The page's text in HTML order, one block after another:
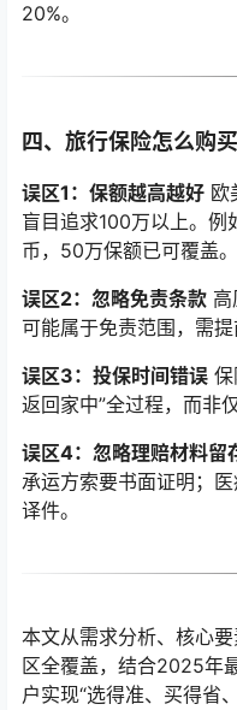
20%。
四、旅行保险怎么购
误区1：保额越高越好 欧
盲目追求100万以上。例
币，50万保额已可覆盖。
误区2：忽略免责条款
可能属于免责范围，需提
误区3：投保时间错误
返回家中”全过程，而非
误区4：忽略理赔材料留
承运方索要书面证明；
译件。
本文从需求分析、核心
区全覆盖，结合2025年
户实现“选得准、买得省